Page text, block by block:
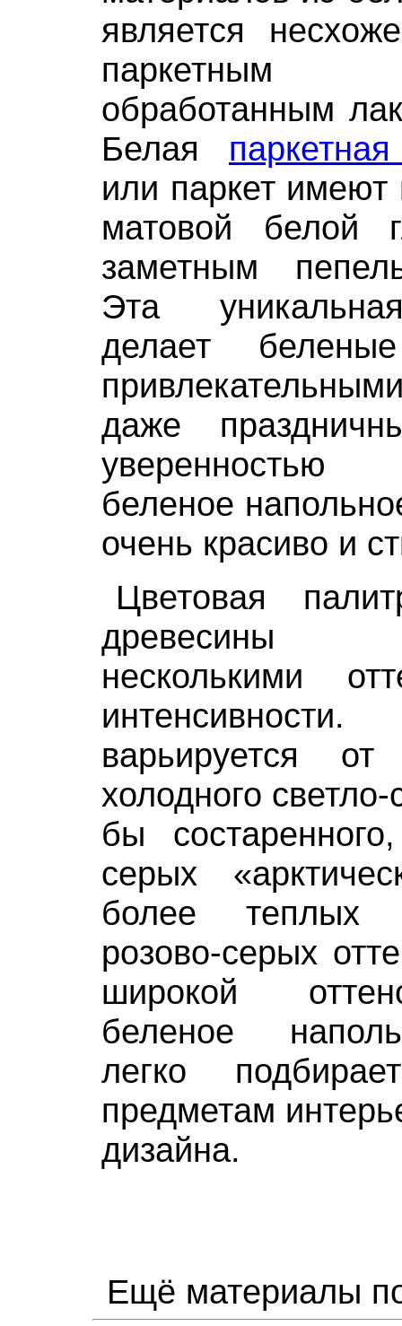
является
паркетным
обработанным
Белая
или паркет имеют
матовой белой
заметным
Эта
делает
даже
уверенностью
беленое
очень красиво и
Цветовая
древесины
несколькими
варьируется
холодного светло-
бы
серых
более теплых
розово-серых
широкой
беленое
легко
предметам
дизайна.
Ещё материалы